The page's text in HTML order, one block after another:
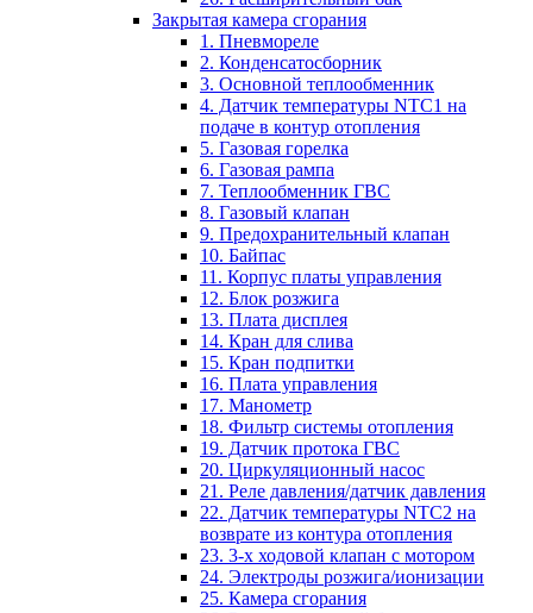
Закрытая камера сгорания
1. Пневмореле
2. Конденсатосборник
3. Основной теплообменник
4. Датчик температуры NTC1 на
подаче в контур отопления
5. Газовая горелка
6. Газовая рампа
7. Теплообменник ГВС
8. Газовый клапан
9. Предохранительный клапан
10. Байпас
11. Корпус платы управления
12. Блок розжига
13. Плата дисплея
14. Кран для слива
15. Кран подпитки
16. Плата управления
17. Манометр
18. Фильтр системы отопления
19. Датчик протока ГВС
20. Циркуляционный насос
21. Реле давления/датчик давления
22. Датчик температуры NTC2 на
возврате из контура отопления
23. 3-х ходовой клапан с мотором
24. Электроды розжига/ионизации
25. Камера сгорания